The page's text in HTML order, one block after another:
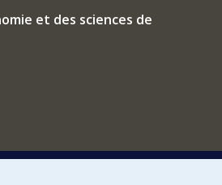
et des sciences de